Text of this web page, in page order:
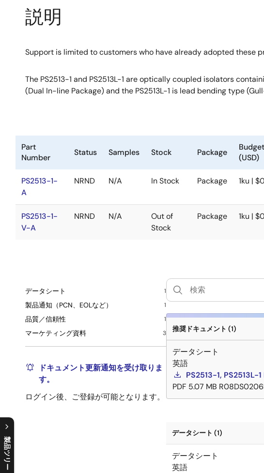
製品ツリー
C
l
o
s
e
p
r
o
d
u
c
t
t
r
e
e
m
e
n
O
p
e
n
p
r
o
d
u
c
t
t
r
e
e
m
e
n
説明
Support is limited to customers who have already adopted these
The PS2513-1 and PS2513L-1 are optically coupled isolators
(Dual In-line Package) and the PS2513L-1 is lead bending type
Part
Number
Status Samples Stock Package
(USD)
PS2513-1-
A
NRND N/A In Stock Package 1ku |
PS2513-1-
V-A
NRND N/A
Out of
Stock
Package 1ku |
データシート 1
製品通知（PCN、EOLなど） 1
品質／信頼性 1
マーケティング資料 3
ドキュメント更新通知を受け取りま
す。
ログイン後、ご登録が可能となります。
推奨ドキュメント (1)
データシート
英語
PS2513-1, PS2513L-
PDF 5.07 MB
データシート (1)
データシート
英語